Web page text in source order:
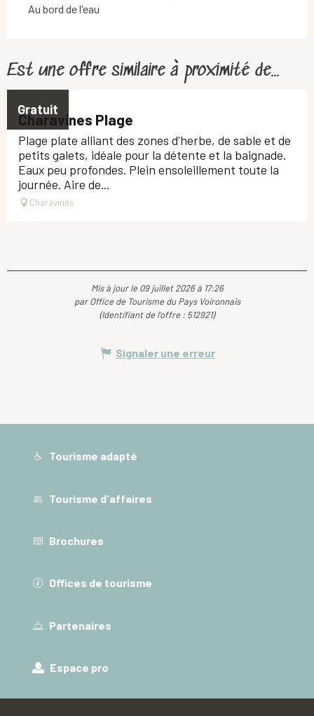
Au bord de l'eau
Est une offre similaire à proximité de...
Gratuit
Charavines Plage
Plage plate alliant des zones d'herbe, de sable et de
petits galets, idéale pour la détente et la baignade.
Eaux peu profondes. Plein ensoleillement toute la
journée. Aire de...
Charavines
Mis à jour le 09 juillet 2026 à 17:26
par Office de Tourisme du Pays Voironnais
(Identifiant de l'offre : 512921)
Signaler une erreur
Tourisme adapté
Tourisme d'affaires
Brochures
Offices de tourisme
Partenaires
Espace pro